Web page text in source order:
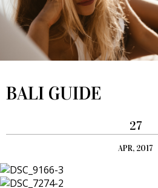
BALI GUIDE
27
APR, 2017